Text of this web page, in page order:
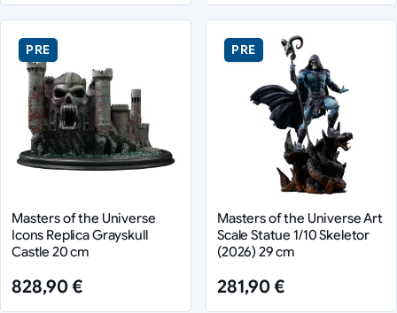
PRE
Masters of the Universe
Icons Replica Grayskull
Castle 20 cm
828,90 €
PRE
Masters of the Universe Art
Scale Statue 1/10 Skeletor
(2026) 29 cm
281,90 €